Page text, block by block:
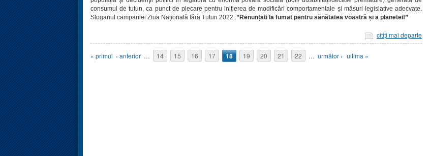
consumul de tutun, ca punct de plecare pentru inițierea de modificări comportamentale și măsuri legislative adecvate.
Sloganul campaniei Ziua Națională fără Tutun 2022: ”Renunțati la fumat pentru sănătatea voastră și a planetei!”
citiţi mai departe
Pagini
« primul ‹ anterior … 14 15 16 17 18 19 20 21 22 … următor › ultima »